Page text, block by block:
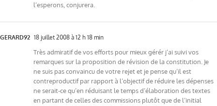
l’esperons, conjurera.
GERARD92 18 juillet 2008 à 12 h 18 min
Très admiratif de vos efforts pour mieux gérér j’ai suivi vos
remarques sur la proposition de révision de la constitution. Je
ne suis pas convaincu de votre rejet et je pense qu’il est
contreproductif par rapport à l’objectif de réduire les dépenses
ne serait-ce qu’en réduisant le temps d’élaboration des textes
en partant de celles des commissions plutôt que de l’initial